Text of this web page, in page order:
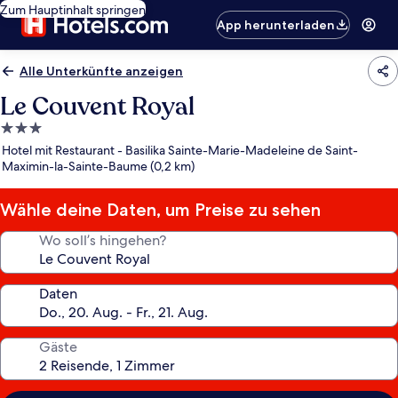
Zum Hauptinhalt springen
App herunterladen
Alle Unterkünfte anzeigen
Le Couvent Royal
3.0-
Sterne-
Unterkunft
Hotel mit Restaurant - Basilika Sainte-Marie-Madeleine de Saint-
Maximin-la-Sainte-Baume (0,2 km)
Wähle deine Daten, um Preise zu sehen
Wo soll’s hingehen?
Daten
Gäste